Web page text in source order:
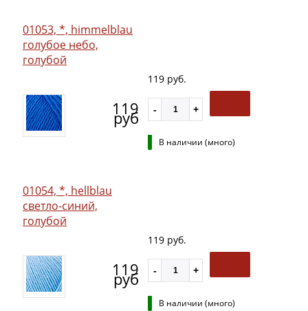
01053, *, himmelblau
голубое небо,
голубой
119
руб
119 руб.
В наличии (много)
01054, *, hellblau
светло-синий,
голубой
119
руб
119 руб.
В наличии (много)